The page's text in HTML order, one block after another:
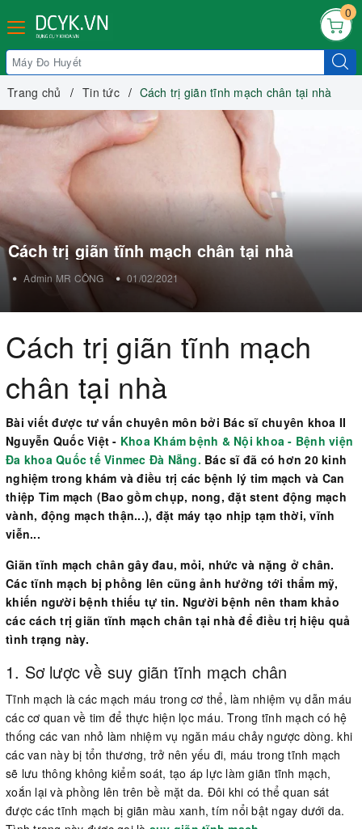
0
Trang chủ Tin tức Cách trị giãn tĩnh mạch chân tại nhà
Cách trị giãn tĩnh mạch chân tại nhà
Admin MR CÔNG 01/02/2021
Cách trị giãn tĩnh mạch
chân tại nhà
Bài viết được tư vấn chuyên môn bởi Bác sĩ chuyên khoa II
Nguyễn Quốc Việt - Khoa Khám bệnh & Nội khoa - Bệnh viện
Đa khoa Quốc tế Vinmec Đà Nẵng. Bác sĩ đã có hơn 20 kinh
nghiệm trong khám và điều trị các bệnh lý tim mạch và Can
thiệp Tim mạch (Bao gồm chụp, nong, đặt stent động mạch
vành, động mạch thận...), đặt máy tạo nhịp tạm thời, vĩnh
viễn...
Giãn tĩnh mạch chân gây đau, mỏi, nhức và nặng ở chân.
Các tĩnh mạch bị phồng lên cũng ảnh hưởng tới thẩm mỹ,
khiến người bệnh thiếu tự tin. Người bệnh nên tham khảo
các cách trị giãn tĩnh mạch chân tại nhà để điều trị hiệu quả
tình trạng này.
1. Sơ lược về suy giãn tĩnh mạch chân
Tĩnh mạch là các mạch máu trong cơ thể, làm nhiệm vụ dẫn máu
các cơ quan về tim để thực hiện lọc máu. Trong tĩnh mạch có hệ
thống các van nhỏ làm nhiệm vụ ngăn máu chảy ngược dòng. khi
các van này bị tổn thương, trở nên yếu đi, máu trong tĩnh mạch
sẽ lưu thông không kiểm soát, tạo áp lực làm giãn tĩnh mạch,
xoắn lại và phồng lên trên bề mặt da. Đôi khi có thể quan sát
được các tĩnh mạch bị giãn màu xanh, tím nổi bật ngay dưới da.